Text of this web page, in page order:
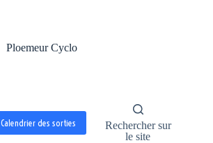
Ploemeur Cyclo
Calendrier des sorties
Rechercher sur
le site